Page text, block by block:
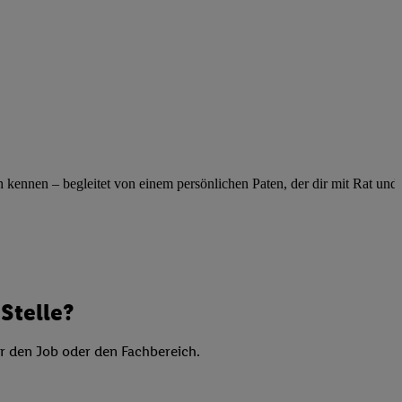
– begleitet von einem persönlichen Paten, der dir mit Rat und
Job oder den Fachbereich.
Bereitstellung und
von